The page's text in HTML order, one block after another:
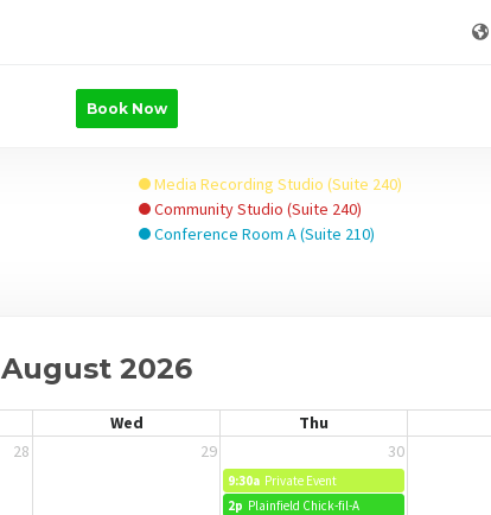
Book Now
Media Recording Studio (Suite 240)
Community Studio (Suite 240)
Conference Room A (Suite 210)
August 2026
Wed Thu
28 29 30
9:30a Private Event
2p Plainfield Chick-fil-A